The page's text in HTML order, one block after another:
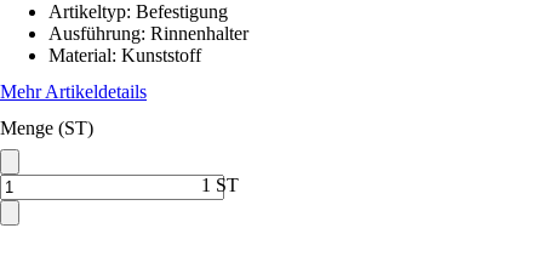
Artikeltyp: Befestigung
Ausführung: Rinnenhalter
Material: Kunststoff
Mehr Artikeldetails
Menge (ST)
1 ST